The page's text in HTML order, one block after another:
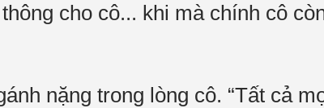
cho cô... khi mà chính cô
nặng trong lòng cô. “Tất cả